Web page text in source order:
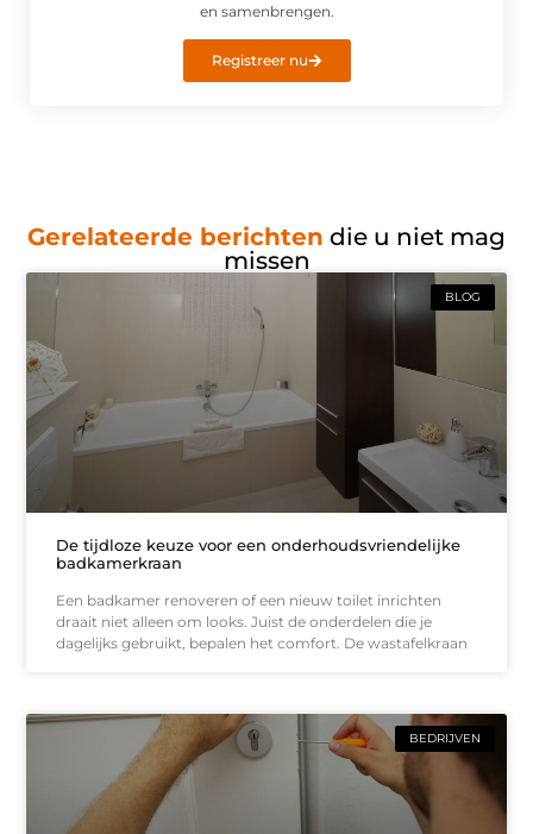
en samenbrengen.
Registreer nu
Gerelateerde berichten die u niet mag
missen
BLOG
De tijdloze keuze voor een onderhoudsvriendelijke
badkamerkraan
Een badkamer renoveren of een nieuw toilet inrichten
draait niet alleen om looks. Juist de onderdelen die je
dagelijks gebruikt, bepalen het comfort. De wastafelkraan
BEDRIJVEN